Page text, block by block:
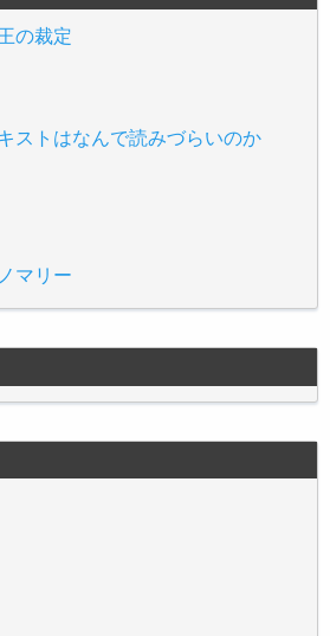
の裁定
ストはなんで読みづらいのか
マリー